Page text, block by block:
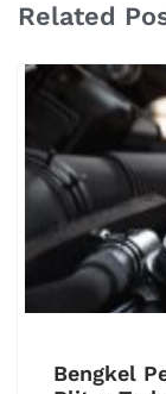
Related
Bengkel